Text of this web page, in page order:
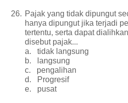
26. Pajak yang tidak dipungut
hanya dipungut jika terjadi
tertentu, serta dapat
disebut pajak...
a.
tidak langsung
b.
langsung
c.
pengalihan
d.
Progresif
e.
pusat